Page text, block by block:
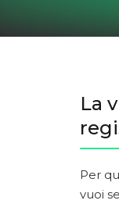
La
Per
vuoi